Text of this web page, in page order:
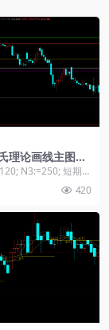
理论画线主图指
N3:=250; 短期低
420